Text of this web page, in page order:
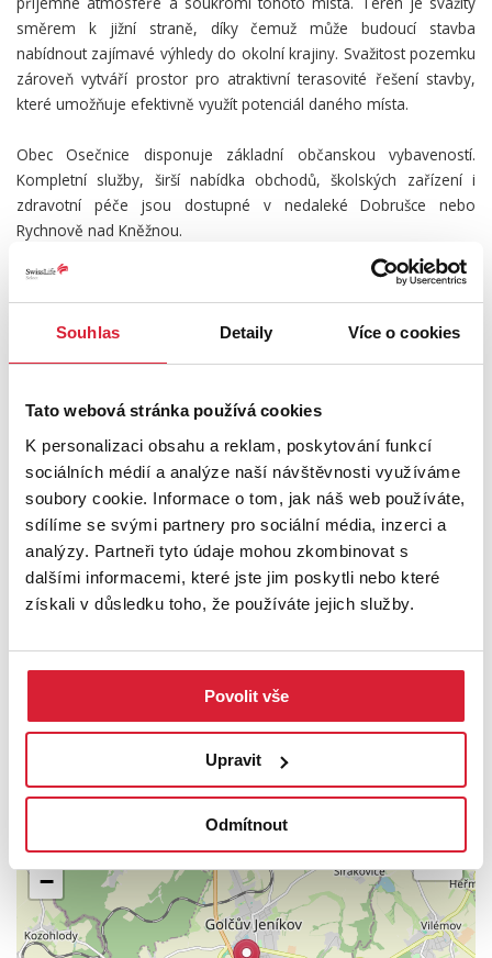
Souhlas Detaily Více o cookies
Tato webová stránka používá cookies
K personalizaci obsahu a reklam, poskytování funkcí
sociálních médií a analýze naší návštěvnosti využíváme
soubory cookie. Informace o tom, jak náš web používáte,
sdílíme se svými partnery pro sociální média, inzerci a
analýzy. Partneři tyto údaje mohou zkombinovat s
dalšími informacemi, které jste jim poskytli nebo které
získali v důsledku toho, že používáte jejich služby.
Povolit vše
Upravit
Odmítnout
směrem k jižní straně, díky čemuž může budoucí stavba
nabídnout zajímavé výhledy do okolní krajiny. Svažitost pozemku
zároveň vytváří prostor pro atraktivní terasovité řešení stavby,
které umožňuje efektivně využít potenciál daného místa.
Obec Osečnice disponuje základní občanskou vybaveností.
Kompletní služby, širší nabídka obchodů, školských zařízení i
zdravotní péče jsou dostupné v nedaleké Dobrušce nebo
Rychnově nad Kněžnou.
Předmětem prodeje jsou parcely č. 66/1 a 66/2 v katastrálním
území Osečnice o celkové výměře 2 577 m².
objektu v klidném venkovském prostředí s dobrou dostupností
Přijďte se podívat osobně a zjistěte, zda právě toto místo bude
prostorem pro realizaci vašich plánů, ať už hledáte nový domov,
chalupu v blízkosti přírody nebo zajímavou investiční příležitost.
Pro naše klienty zajišťujeme kompletní právní servis
prostřednictvím naší společnosti, včetně kvalitního
PODROBNOSTI
UMÍSTĚNÍ OBJEKTU
+
−